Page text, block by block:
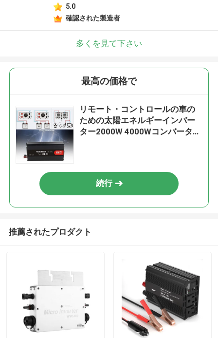
5.0
確認された製造者
多くを見て下さい
最高の価格で
リモート・コントロールの車の
ための太陽エネルギーインバー
ター2000W 4000Wコンバーター
続行
推薦されたプロダクト